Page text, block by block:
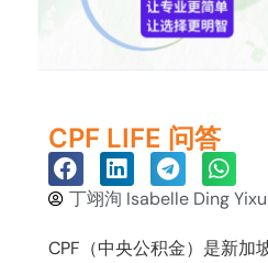
CPF LIFE 问答
丁翊洵 Isabelle Ding
CPF（中央公积金）是新加